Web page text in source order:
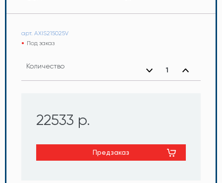
арт. AXIS215025V
Под заказ
Количество
22533 р.
Предзаказ